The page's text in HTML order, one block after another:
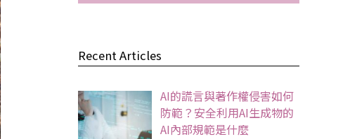
Recent Articles
AI的謊言與著作權侵害如何
防範？安全利用AI生成物的
AI內部規範是什麼